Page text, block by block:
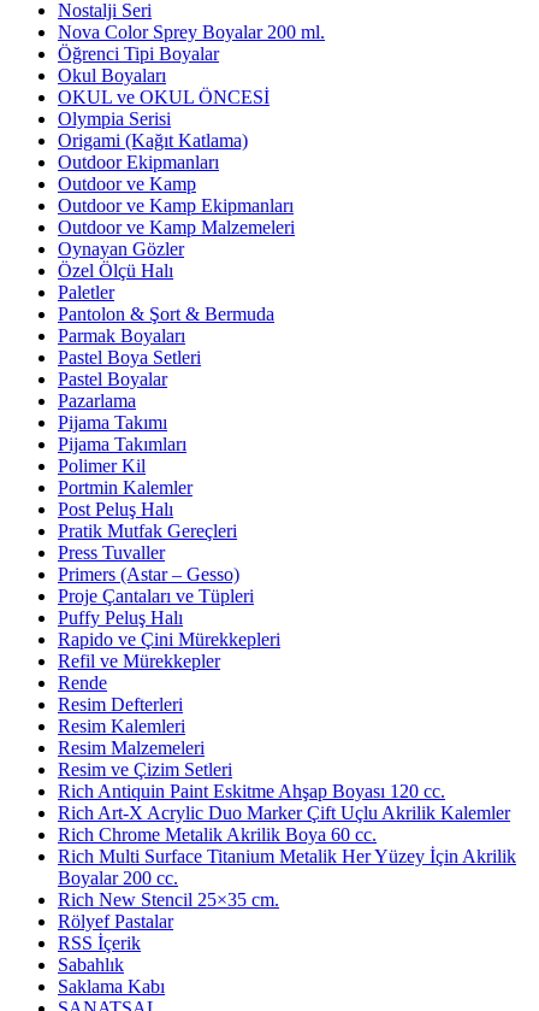
Nostalji Seri
Nova Color Sprey Boyalar 200 ml.
Öğrenci Tipi Boyalar
Okul Boyaları
OKUL ve OKUL ÖNCESİ
Olympia Serisi
Origami (Kağıt Katlama)
Outdoor Ekipmanları
Outdoor ve Kamp
Outdoor ve Kamp Ekipmanları
Outdoor ve Kamp Malzemeleri
Oynayan Gözler
Özel Ölçü Halı
Paletler
Pantolon & Şort & Bermuda
Parmak Boyaları
Pastel Boya Setleri
Pastel Boyalar
Pazarlama
Pijama Takımı
Pijama Takımları
Polimer Kil
Portmin Kalemler
Post Peluş Halı
Pratik Mutfak Gereçleri
Press Tuvaller
Primers (Astar – Gesso)
Proje Çantaları ve Tüpleri
Puffy Peluş Halı
Rapido ve Çini Mürekkepleri
Refil ve Mürekkepler
Rende
Resim Defterleri
Resim Kalemleri
Resim Malzemeleri
Resim ve Çizim Setleri
Rich Antiquin Paint Eskitme Ahşap Boyası 120 cc.
Rich Art-X Acrylic Duo Marker Çift Uçlu Akrilik Kalemler
Rich Chrome Metalik Akrilik Boya 60 cc.
Rich Multi Surface Titanium Metalik Her Yüzey İçin Akrilik
Boyalar 200 cc.
Rich New Stencil 25×35 cm.
Rölyef Pastalar
RSS İçerik
Sabahlık
Saklama Kabı